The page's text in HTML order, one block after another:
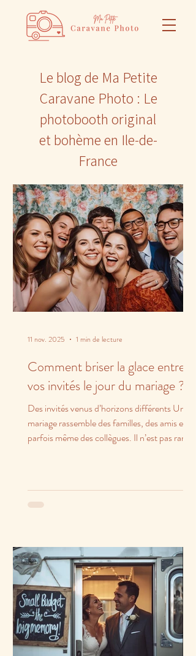
Le blog de Ma Petite
Caravane Photo : Le
photobooth original
et bohème en Ile-de-
France
Comment briser la glace entre
vos invités le jour du mariage ?
Des invités venus d’horizons différents Un
mariage rassemble des familles, des amis et
parfois même des collègues. Il n’est pas rare
11 nov. 2025 1 min de lecture